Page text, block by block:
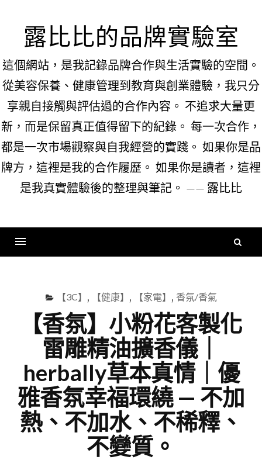
content露比比的品牌實驗室
這個網站，是我記錄品牌合作與生活實驗的空間。
從美容保養、健康管理到教育與創業體驗，我只分
享親自接觸與評估過的合作內容。 不追求大量更
新，而是保留真正值得留下的紀錄。 每一次合作，
都是一次市場觀察與自我經營的實踐。 如果你是品
牌方，這裡是我的合作履歷。 如果你是讀者，這裡
是我真實體驗後的整理與筆記。 —— 露比比
【3C】 , 【健康】 , 【家電】 , 香氛/香氣
【香氛】小粉花客製化
雷雕精油擴香儀｜
herbally草本真情｜優
雅香氛幸福環繞 — 不加
熱、不加水、不稀釋、
不變質。